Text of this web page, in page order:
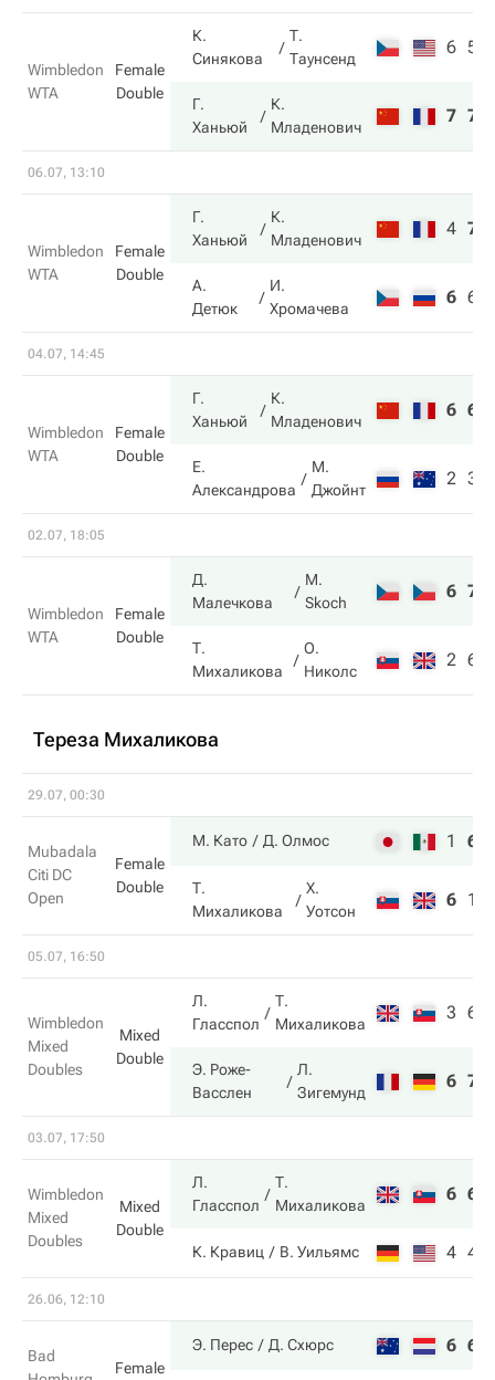
Wimbledon
WTA
Female
Double
К.
Синякова
Т.
Таунсенд
6 5
Г.
Ханьюй
К.
Младенович
7 7
06.07, 13:10
Wimbledon
WTA
Female
Double
Г.
Ханьюй
К.
Младенович
4 7
А.
Детюк
И.
Хромачева
6 6
04.07, 14:45
Wimbledon
WTA
Female
Double
Г.
Ханьюй
К.
Младенович
6 6
Е.
Александрова
М.
Джойнт
2 3
02.07, 18:05
Wimbledon
WTA
Female
Double
Д.
Малечкова
M.
Skoch
6 7
Т.
Михаликова
О.
Николс
2 6
Тереза Михаликова
29.07, 00:30
Mubadala
Citi DC
Open
Female
Double
М. Като Д. Олмос 1 6
Т.
Михаликова
Х.
Уотсон
6 1
05.07, 16:50
Wimbledon
Mixed
Doubles
Mixed
Double
Л.
Гласспол
Т.
Михаликова
3 6
Э. Роже-
Васслен
Л.
Зигемунд
6 7
03.07, 17:50
Wimbledon
Mixed
Doubles
Mixed
Double
Л.
Гласспол
Т.
Михаликова
6 6
К. Кравиц В. Уильямс 4 4
26.06, 12:10
Bad
Female
Э. Перес Д. Схюрс 6 6